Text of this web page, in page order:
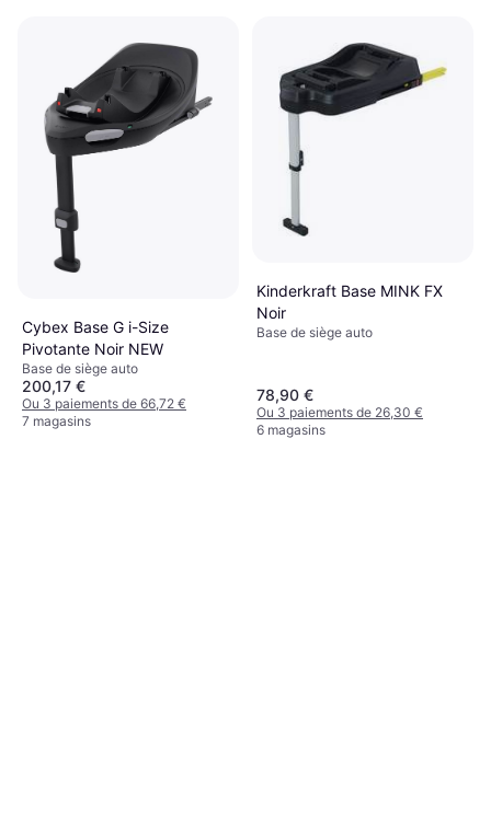
Cybex Base G i-Size
Pivotante Noir NEW
Base de siège auto
200,17 €
Ou 3 paiements de 66,72 €
7 magasins
Kinderkraft Base MINK FX
Noir
Base de siège auto
78,90 €
Ou 3 paiements de 26,30 €
6 magasins